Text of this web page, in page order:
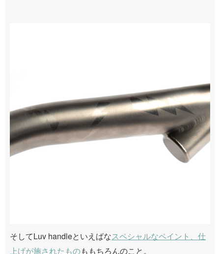
そしてLuv handleといえばなスペシャルなペイント、仕
上げが施されたものももちろんのこと。